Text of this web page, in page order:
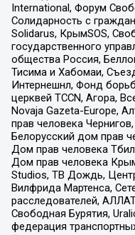
International, Форум
Солидарность с
Solidarus, КрымSOS,
государственного
общества Россия,
Тисима и Хабомаи,
Интернешнл, Фонд
церквей TCCN, Агора,
Novaja Gazeta-Europe,
прав человека
Белорусский дом прав
Дом прав человека
Дом прав человека
Studios, ТВ Дождь,
Вилфрида Мартенса,
расследователей,
Свободная Бурятия,
федерация